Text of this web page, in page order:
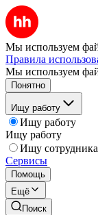
Мы используем
Правила
Мы используем
Понятно
Ищу работу
Ищу работу
Ищу работу
Ищу сотрудника
Сервисы
Помощь
Ещё
Поиск